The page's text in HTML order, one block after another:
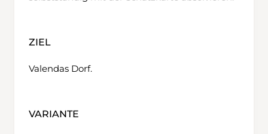
ZIEL
Valendas Dorf.
VARIANTE